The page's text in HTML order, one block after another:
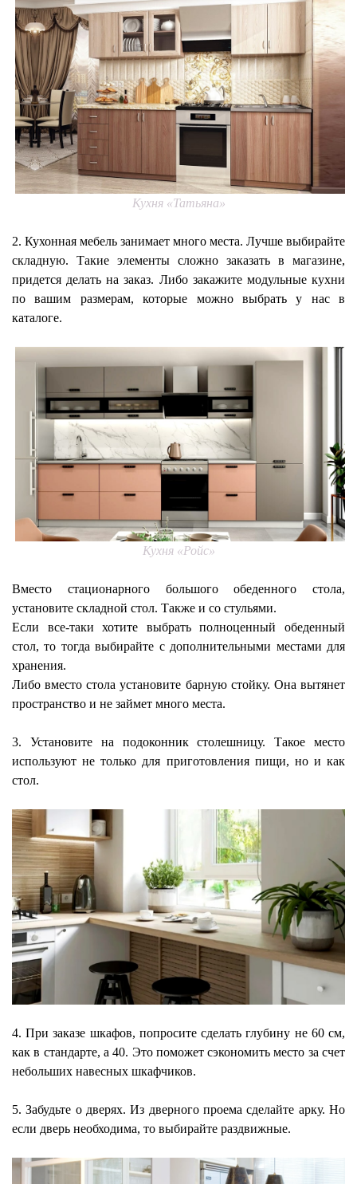
Кухня «Татьяна»
2. Кухонная мебель занимает много места. Лучше выбирайте
складную. Такие элементы сложно заказать в магазине,
придется делать на заказ. Либо закажите модульные кухни
по вашим размерам, которые можно выбрать у нас в
каталоге.
Кухня «Ройс»
Вместо стационарного большого обеденного стола,
установите складной стол. Также и со стульями.
Если все-таки хотите выбрать полноценный обеденный
стол, то тогда выбирайте с дополнительными местами для
хранения.
Либо вместо стола установите барную стойку. Она вытянет
пространство и не займет много места.
3. Установите на подоконник столешницу. Такое место
используют не только для приготовления пищи, но и как
стол.
4. При заказе шкафов, попросите сделать глубину не 60 см,
как в стандарте, а 40. Это поможет сэкономить место за счет
небольших навесных шкафчиков.
5. Забудьте о дверях. Из дверного проема сделайте арку. Но
если дверь необходима, то выбирайте раздвижные.